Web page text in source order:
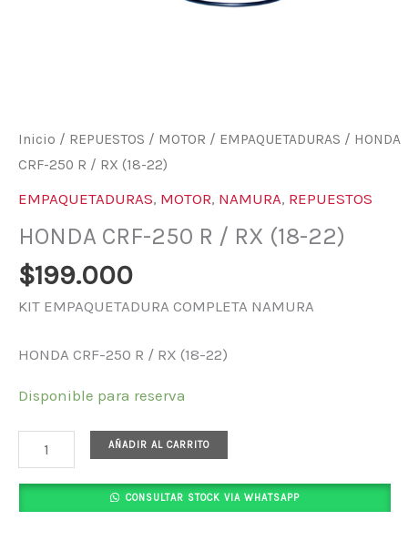
Inicio / REPUESTOS / MOTOR / EMPAQUETADURAS / HONDA
CRF-250 R / RX (18-22)
EMPAQUETADURAS, MOTOR, NAMURA, REPUESTOS
HONDA CRF-250 R / RX (18-22)
$199.000
KIT EMPAQUETADURA COMPLETA NAMURA
HONDA CRF-250 R / RX (18-22)
Disponible para reserva
AÑADIR AL CARRITO
CONSULTAR STOCK VIA WHATSAPP